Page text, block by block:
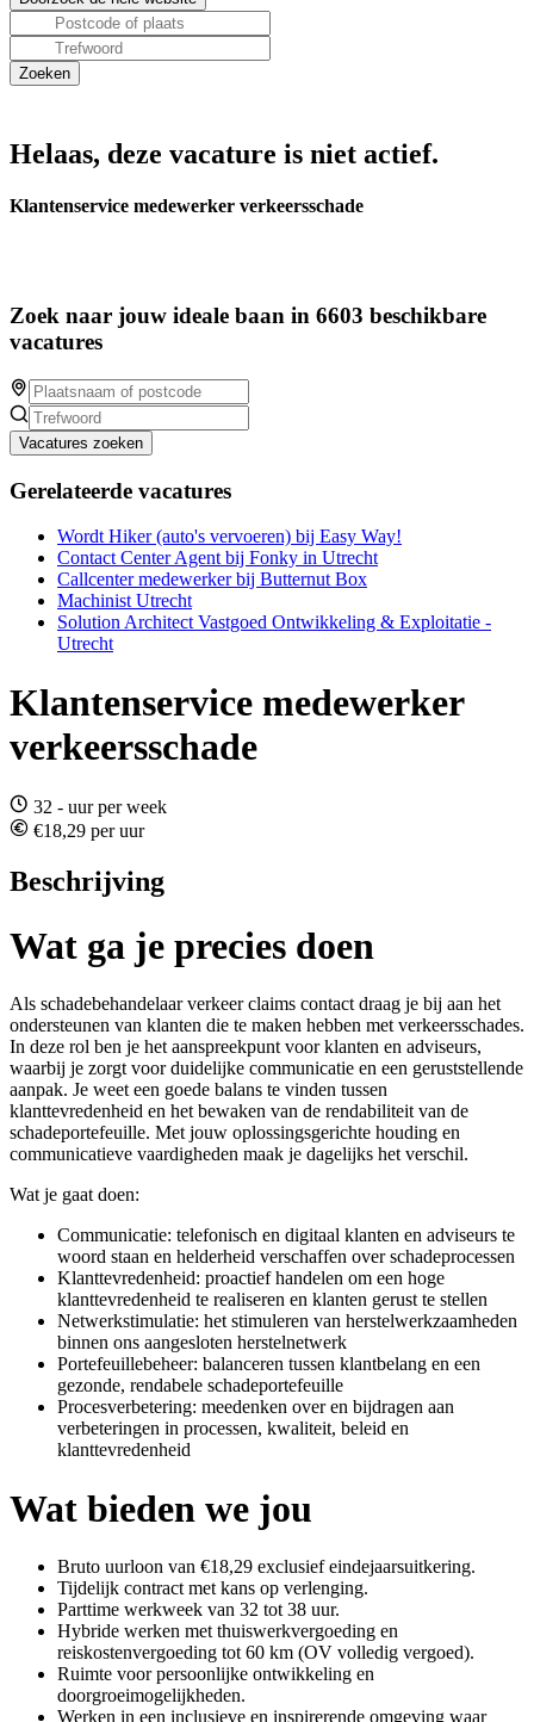
Helaas, deze vacature is niet actief.
Klantenservice medewerker verkeersschade
Zoek naar jouw ideale baan in 6603 beschikbare
vacatures
Vacatures zoeken
Gerelateerde vacatures
Wordt Hiker (auto's vervoeren) bij Easy Way!
Contact Center Agent bij Fonky in Utrecht
Callcenter medewerker bij Butternut Box
Machinist Utrecht
Solution Architect Vastgoed Ontwikkeling & Exploitatie -
Utrecht
Klantenservice medewerker
verkeersschade
32 - uur per week
€18,29 per uur
Beschrijving
Wat ga je precies doen
Als schadebehandelaar verkeer claims contact draag je bij aan het
ondersteunen van klanten die te maken hebben met verkeersschades.
In deze rol ben je het aanspreekpunt voor klanten en adviseurs,
waarbij je zorgt voor duidelijke communicatie en een geruststellende
aanpak. Je weet een goede balans te vinden tussen
klanttevredenheid en het bewaken van de rendabiliteit van de
schadeportefeuille. Met jouw oplossingsgerichte houding en
communicatieve vaardigheden maak je dagelijks het verschil.
Wat je gaat doen:
Communicatie: telefonisch en digitaal klanten en adviseurs te
woord staan en helderheid verschaffen over schadeprocessen
Klanttevredenheid: proactief handelen om een hoge
klanttevredenheid te realiseren en klanten gerust te stellen
Netwerkstimulatie: het stimuleren van herstelwerkzaamheden
binnen ons aangesloten herstelnetwerk
Portefeuillebeheer: balanceren tussen klantbelang en een
gezonde, rendabele schadeportefeuille
Procesverbetering: meedenken over en bijdragen aan
verbeteringen in processen, kwaliteit, beleid en
klanttevredenheid
Wat bieden we jou
Bruto uurloon van €18,29 exclusief eindejaarsuitkering.
Tijdelijk contract met kans op verlenging.
Parttime werkweek van 32 tot 38 uur.
Hybride werken met thuiswerkvergoeding en
reiskostenvergoeding tot 60 km (OV volledig vergoed).
Ruimte voor persoonlijke ontwikkeling en
doorgroeimogelijkheden.
Werken in een inclusieve en inspirerende omgeving waar